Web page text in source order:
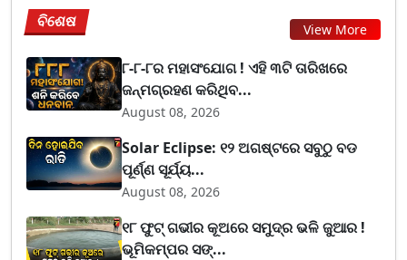
ବିଶେଷ View More
୮-୮-୮ର ମହାସଂଯୋଗ ! ଏହି ୩ଟି ତାରିଖରେ
ଜନ୍ମଗ୍ରହଣ କରିଥିବ...
August 08, 2026
Solar Eclipse: ୧୨ ଅଗଷ୍ଟରେ ସବୁଠୁ ବଡ
ପୂର୍ଣ୍ଣ ସୂର୍ଯ୍ୟ...
August 08, 2026
୧୮ ଫୁଟ୍ ଗଭୀର କୂଅରେ ସମୁଦ୍ର ଭଳି ଜୁଆର !
ଭୂମିକମ୍ପର ସଙ୍...